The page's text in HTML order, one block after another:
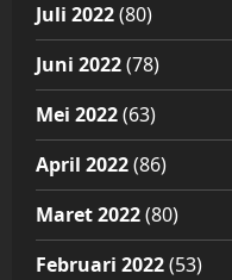
Juli 2022(80)
Juni 2022(78)
Mei 2022(63)
April 2022(86)
Maret 2022(80)
Februari 2022(53)